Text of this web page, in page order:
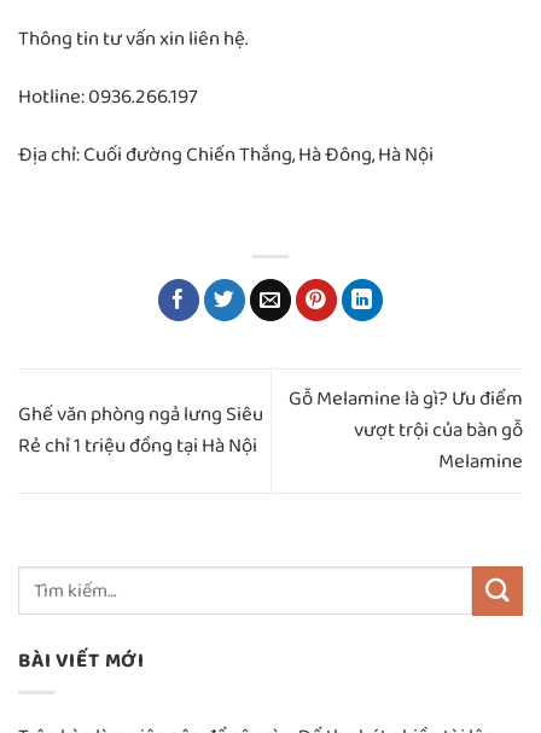
Thông tin tư vấn xin liên hệ.
Hotline: 0936.266.197
Địa chỉ: Cuối đường Chiến Thắng, Hà Đông, Hà Nội
Ghế văn phòng ngả lưng Siêu
Rẻ chỉ 1 triệu đồng tại Hà Nội
Gỗ Melamine là gì? Ưu điểm
vượt trội của bàn gỗ
Melamine
BÀI VIẾT MỚI